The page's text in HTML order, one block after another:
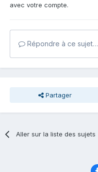
avec votre compte.
Répondre à ce sujet…
Partager
Aller sur la liste des sujets